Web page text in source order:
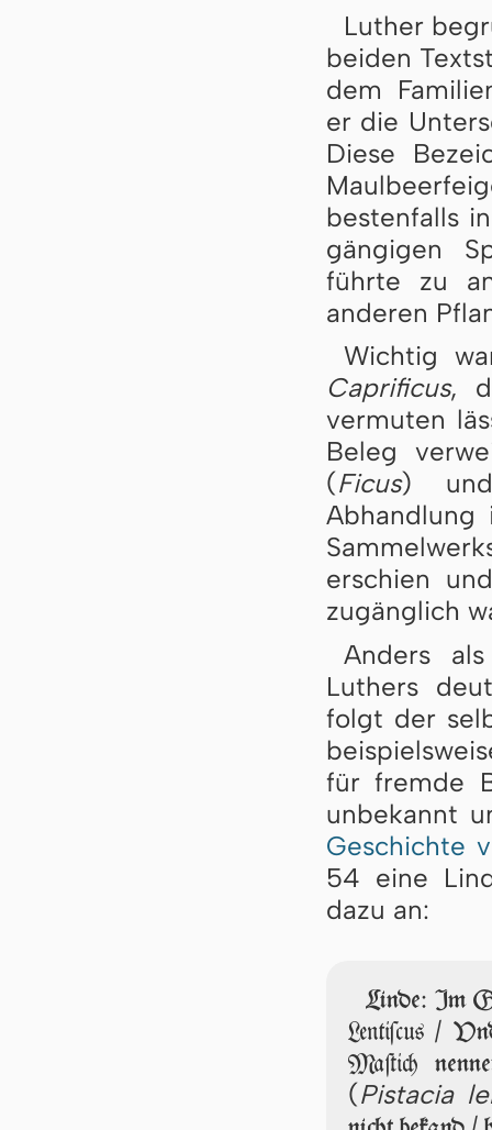
Luther
bei­den
dem
er die
Diese
bestenfalls
gängigen
führte zu
anderen
Wichtig
Caprificus,
vermuten
Beleg
(Ficus) und
Abhandlung
erschien
zugänglich
Anders
Luthers
folgt der
für fremde
unbekannt
Geschichte
54 eine
dazu an:
Linde: Im
Lentiſcus /
Maſtich
(Pistacia